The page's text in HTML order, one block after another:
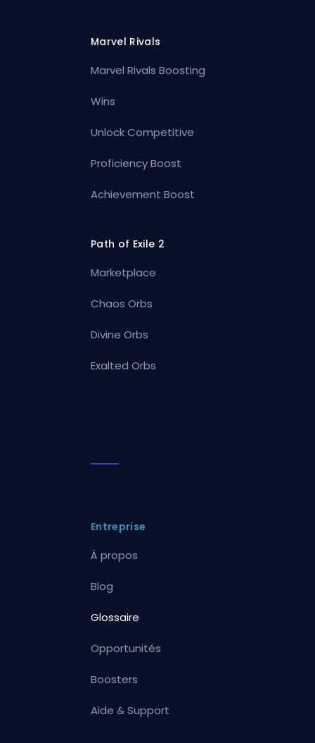
Marvel Rivals
Marvel Rivals Boosting
Wins
Unlock Competitive
Proficiency Boost
Achievement Boost
Path of Exile 2
Marketplace
Chaos Orbs
Divine Orbs
Exalted Orbs
Entreprise
À propos
Blog
Glossaire
Opportunités
Boosters
Aide & Support